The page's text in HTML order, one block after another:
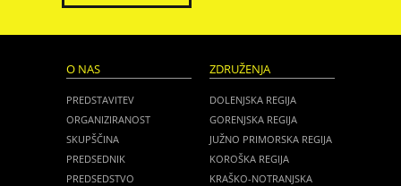
O NAS
PREDSTAVITEV
ORGANIZIRANOST
SKUPŠČINA
PREDSEDNIK
PREDSEDSTVO
ZDRUŽENJA
DOLENJSKA REGIJA
GORENJSKA REGIJA
JUŽNO PRIMORSKA REGIJA
KOROŠKA REGIJA
KRAŠKO-NOTRANJSKA